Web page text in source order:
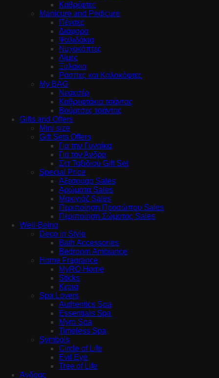
Καθρέφτες
Manicure and Pedicure
Πένσες
Διάφορα
Ψαλιδάκια
Νυχοκόπτες
Λίμες
Ξυλάκια
Ράσπες και Καλοκόφτες
My BAG
Νεσεσέρ
Καθρεφτάκια τσάντας
Βούρτσες τσάντας
Gifts and Offers
Mini size
Gift Sets Offers
Για την Γυναίκα
Για τον Άνδρα
Σετ Ταξιδιού Gift Set
Special Price
Αξεσουάρ Sales
Αρώματα Sales
Μακιγιάζ Sales
Περιποίηση Προσώπου Sales
Περιποίηση Σώματος Sales
Well-Being
Deco in Style
Bath Accessories
Bedroom Ambiance
Home Fragrance
MyRO Home
Sticks
Κεριά
Spa Lovers
Authentics Spa
Essentials Spa
Myro Spa
Timeless Spa
Symbols
Circle of Life
Evil Eye
Tree of Life
Άνδρας